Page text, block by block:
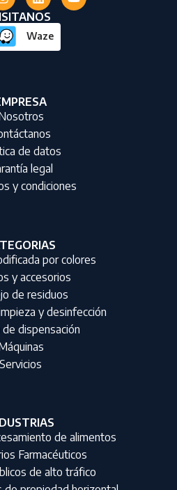
Waze
de datos
legal
y condiciones
por colores
y accesorios
de residuos
y desinfección
dispensación
Servicios
de alimentos
Farmacéuticos
de alto tráfico